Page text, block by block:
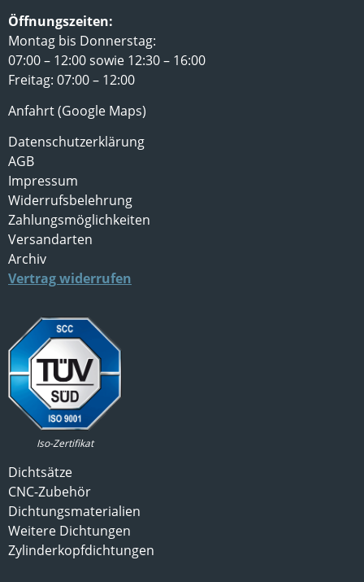
Öffnungszeiten:
Montag bis Donnerstag:
07:00 – 12:00 sowie 12:30 – 16:00
Freitag: 07:00 – 12:00
Anfahrt (Google Maps)
Datenschutzerklärung
AGB
Impressum
Widerrufsbelehrung
Zahlungsmöglichkeiten
Versandarten
Archiv
Vertrag widerrufen
Iso-Zertifikat
Dichtsätze
CNC-Zubehör
Dichtungsmaterialien
Weitere Dichtungen
Zylinderkopfdichtungen